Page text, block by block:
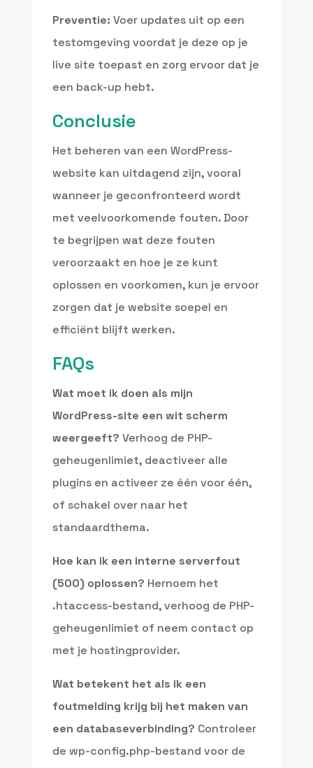
Preventie: Voer updates uit op een
testomgeving voordat je deze op je
live site toepast en zorg ervoor dat je
een back-up hebt.
Conclusie
Het beheren van een WordPress-
website kan uitdagend zijn, vooral
wanneer je geconfronteerd wordt
met veelvoorkomende fouten. Door
te begrijpen wat deze fouten
veroorzaakt en hoe je ze kunt
oplossen en voorkomen, kun je ervoor
zorgen dat je website soepel en
efficiënt blijft werken.
FAQs
Wat moet ik doen als mijn
WordPress-site een wit scherm
weergeeft? Verhoog de PHP-
geheugenlimiet, deactiveer alle
plugins en activeer ze één voor één,
of schakel over naar het
standaardthema.
Hoe kan ik een interne serverfout
(500) oplossen? Hernoem het
.htaccess-bestand, verhoog de PHP-
geheugenlimiet of neem contact op
met je hostingprovider.
Wat betekent het als ik een
foutmelding krijg bij het maken van
een databaseverbinding? Controleer
de wp-config.php-bestand voor de